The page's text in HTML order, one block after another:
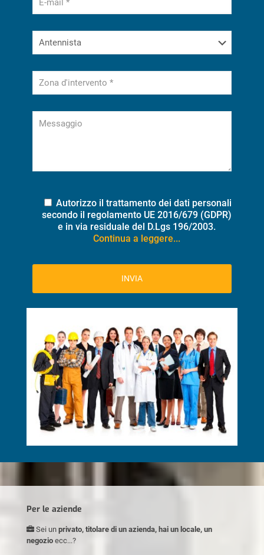
Autorizzo il trattamento dei dati personali
secondo il regolamento UE 2016/679 (GDPR)
e in via residuale del D.Lgs 196/2003.
Continua a leggere...
Per le aziende
Sei un privato, titolare di un azienda, hai un locale, un
negozio ecc...?